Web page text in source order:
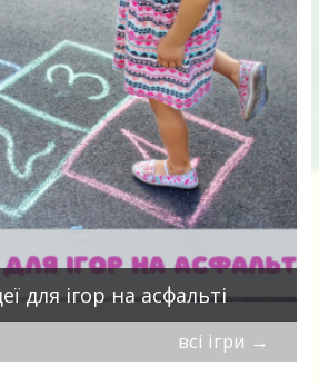
для ігор на асфальті
всі ігри →